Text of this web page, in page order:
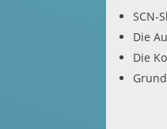
SCN-
Die
Die